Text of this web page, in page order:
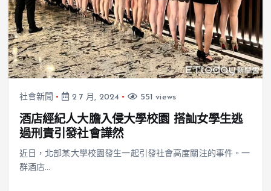
社會新聞 2 7 月, 2024 551 views
酒店經紀人大膽入侵大學校園 搭訕女學生逃
過刑責引發社會譁然
近日，北部某大學校園發生一起引發社會高度關注的事件。一
群酒店…